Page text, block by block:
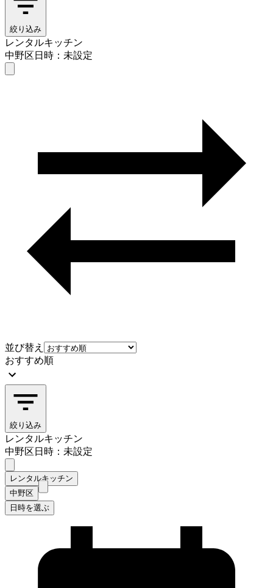
絞り込み
レンタルキッチン
中野区日時：未設定
並び替え
おすすめ順
絞り込み
レンタルキッチン
中野区日時：未設定
レンタルキッチン
中野区
日時を選ぶ